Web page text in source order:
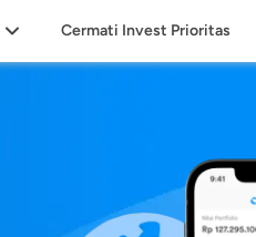
Cermati Invest Prioritas